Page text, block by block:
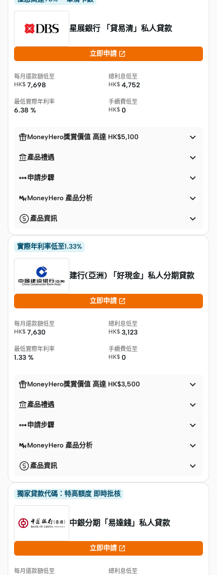
星展銀行 「貸易清」私人貸款
立即申請 
每月還款額低至
HK$ 7,698
總利息低至
HK$ 4,752
最低實際年利率
6.38 %
手續費低至
HK$ 0
MoneyHero獎賞價值 高達 HK$5,100 
產品禮遇 
申請步驟 
MoneyHero 產品分析 
產品資訊 
實際年利率低至1.33%
建行(亞洲) 「好現金」私人分期貸款
立即申請 
每月還款額低至
HK$ 7,630
總利息低至
HK$ 3,123
最低實際年利率
1.33 %
手續費低至
HK$ 0
MoneyHero獎賞價值 高達 HK$3,500 
產品禮遇 
申請步驟 
MoneyHero 產品分析 
產品資訊 
獨家貸款代碼：特高額度 即時批核
中銀分期「易達錢」私人貸款
立即申請 
每月還款額低至
總利息低至